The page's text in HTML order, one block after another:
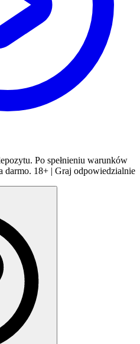
Po spełnieniu warunków
darmo. 18+ | Graj odpowiedzialnie